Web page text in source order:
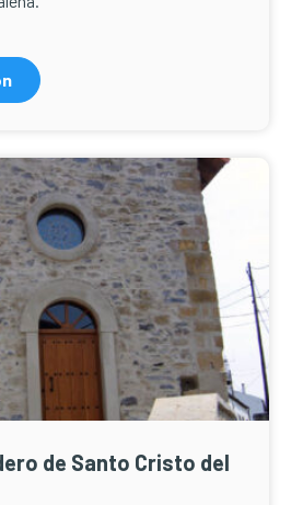
de Santo Cristo del